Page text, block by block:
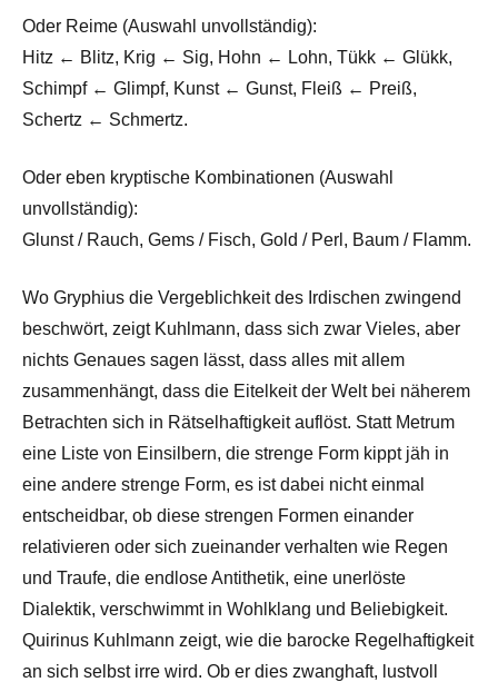
Oder Reime (Auswahl unvollständig):
Hitz ← Blitz, Krig ← Sig, Hohn ← Lohn, Tükk ← Glükk,
Schimpf ← Glimpf, Kunst ← Gunst, Fleiß ← Preiß,
Schertz ← Schmertz.
Oder eben kryptische Kombinationen (Auswahl
unvollständig):
Glunst / Rauch, Gems / Fisch, Gold / Perl, Baum / Flamm.
Wo Gryphius die Vergeblichkeit des Irdischen zwingend
beschwört, zeigt Kuhlmann, dass sich zwar Vieles, aber
nichts Genaues sagen lässt, dass alles mit allem
zusammenhängt, dass die Eitelkeit der Welt bei näherem
Betrachten sich in Rätselhaftigkeit auflöst. Statt Metrum
eine Liste von Einsilbern, die strenge Form kippt jäh in
eine andere strenge Form, es ist dabei nicht einmal
entscheidbar, ob diese strengen Formen einander
relativieren oder sich zueinander verhalten wie Regen
und Traufe, die endlose Antithetik, eine unerlöste
Dialektik, verschwimmt in Wohlklang und Beliebigkeit.
Quirinus Kuhlmann zeigt, wie die barocke Regelhaftigkeit
an sich selbst irre wird. Ob er dies zwanghaft, lustvoll